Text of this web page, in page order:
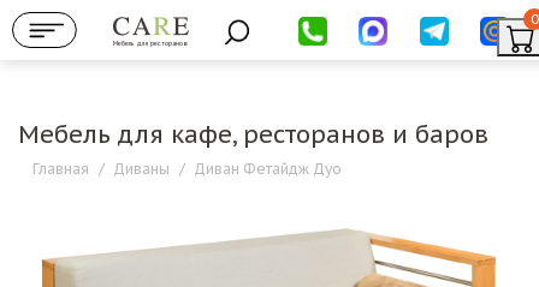
Мебель для ресторанов
0
Мебель для кафе, ресторанов и баров
Главная / Диваны / Диван Фетайдж Дуо